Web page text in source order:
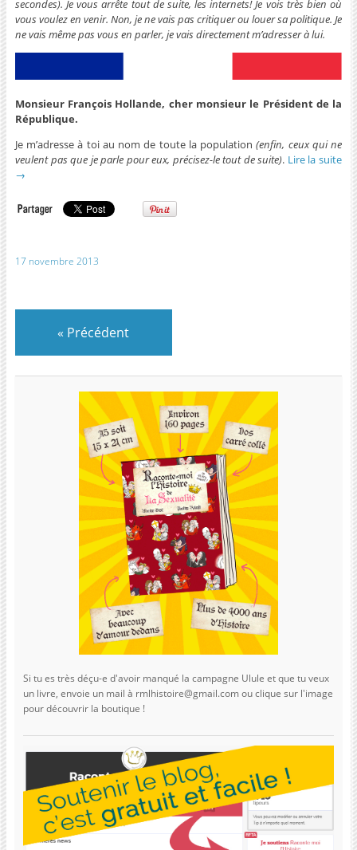
secondes). Je vous arrête tout de suite, les internets! Je vois très bien où
vous voulez en venir. Non, je ne vais pas critiquer ou louer sa politique. Je
ne vais même pas vous en parler, je vais directement m’adresser à lui.
Monsieur François Hollande, cher monsieur le Président de la
République.
Je m’adresse à toi au nom de toute la population(enfin, ceux qui ne
veulent pas que je parle pour eux, précisez-le tout de suite). Lire la suite
→
17 novembre 2013
« Précédent
Si tu es très déçu-e d'avoir manqué la campagne Ulule et que tu veux
un livre, envoie un mail à rmlhistoire@gmail.com ou clique sur l'image
pour découvrir la boutique !